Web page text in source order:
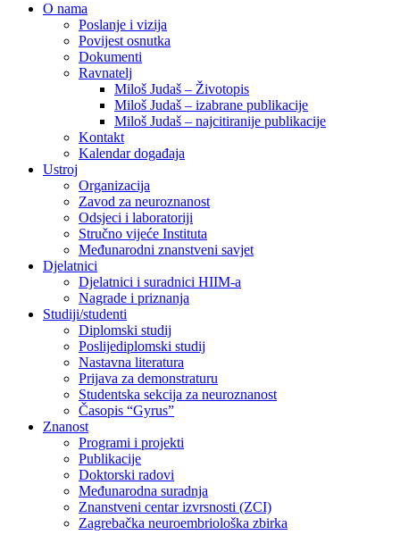
O nama
Poslanje i vizija
Povijest osnutka
Dokumenti
Ravnatelj
Miloš Judaš – Životopis
Miloš Judaš – izabrane publikacije
Miloš Judaš – najcitiranije publikacije
Kontakt
Kalendar događaja
Ustroj
Organizacija
Zavod za neuroznanost
Odsjeci i laboratoriji
Stručno vijeće Instituta
Međunarodni znanstveni savjet
Djelatnici
Djelatnici i suradnici HIIM-a
Nagrade i priznanja
Studiji/studenti
Diplomski studij
Poslijediplomski studij
Nastavna literatura
Prijava za demonstraturu
Studentska sekcija za neuroznanost
Časopis “Gyrus”
Znanost
Programi i projekti
Publikacije
Doktorski radovi
Međunarodna suradnja
Znanstveni centar izvrsnosti (ZCI)
Zagrebačka neuroembriološka zbirka